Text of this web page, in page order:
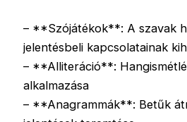
– **Szójátékok**: A szavak
jelentésbeli kapcsolatainak
– **Alliteráció**:
alkalmazása
– **Anagrammák**: Betűk